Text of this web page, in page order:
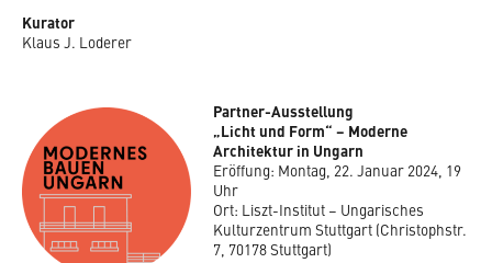
Kurator
Klaus J. Loderer
Partner-Ausstellung
„Licht und Form“ – Moderne
Architektur in Ungarn
Eröffung: Montag, 22. Januar 2024, 19
Uhr
Ort: Liszt-Institut – Ungarisches
Kulturzentrum Stuttgart (Christophstr.
7, 70178 Stuttgart)